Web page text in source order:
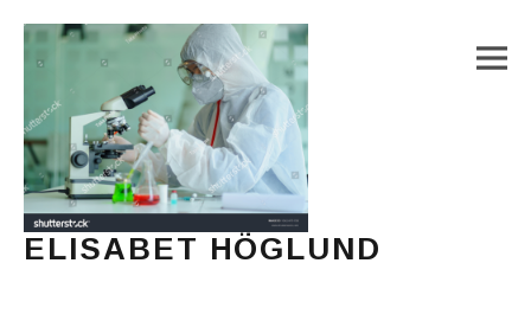
ELISABET HÖGLUND